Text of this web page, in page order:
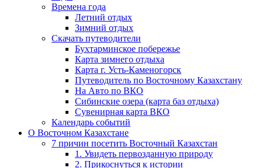
Времена года
Летний отдых
Зимний отдых
Скачать путеводители
Бухтарминское побережье
Карта зимнего отдыха
Карта г. Усть-Каменогорск
Путеводитель по Восточному Казахстану
На Авто по ВКО
Сибинские озера (карта баз отдыха)
Сувенирная карта ВКО
Календарь событий
О Восточном Казахстане
7 причин посетить Восточный Казахстан
1. Увидеть первозданную природу
2. Прикоснуться к истории